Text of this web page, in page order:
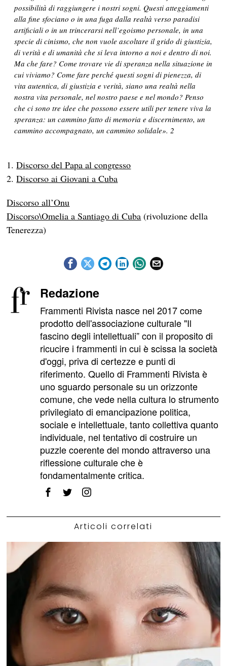
possibilità di raggiungere i nostri sogni. Questi atteggiamenti
alla fine sfociano o in una fuga dalla realtà verso paradisi
artificiali o in un trincerarsi nell’egoismo personale, in una
specie di cinismo, che non vuole ascoltare il grido di giustizia,
di verità e di umanità che si leva intorno a noi e dentro di noi.
Ma che fare? Come trovare vie di speranza nella situazione in
cui viviamo? Come fare perché questi sogni di pienezza, di
vita autentica, di giustizia e verità, siano una realtà nella
nostra vita personale, nel nostro paese e nel mondo? Penso
che ci sono tre idee che possono essere utili per tenere viva la
speranza: un cammino fatto di memoria e discernimento, un
cammino accompagnato, un cammino solidale». 2
1.Discorso del Papa al congresso
2.Discorso ai Giovani a Cuba
Discorso all’Onu
Discorso\Omelia a Santiago di Cuba (rivoluzione della
Tenerezza)
Redazione
Frammenti Rivista nasce nel 2017 come
prodotto dell'associazione culturale "Il
fascino degli intellettuali” con il proposito di
ricucire i frammenti in cui è scissa la società
d'oggi, priva di certezze e punti di
riferimento. Quello di Frammenti Rivista è
uno sguardo personale su un orizzonte
comune, che vede nella cultura lo strumento
privilegiato di emancipazione politica,
sociale e intellettuale, tanto collettiva quanto
individuale, nel tentativo di costruire un
puzzle coerente del mondo attraverso una
riflessione culturale che è
fondamentalmente critica.
Articoli correlati